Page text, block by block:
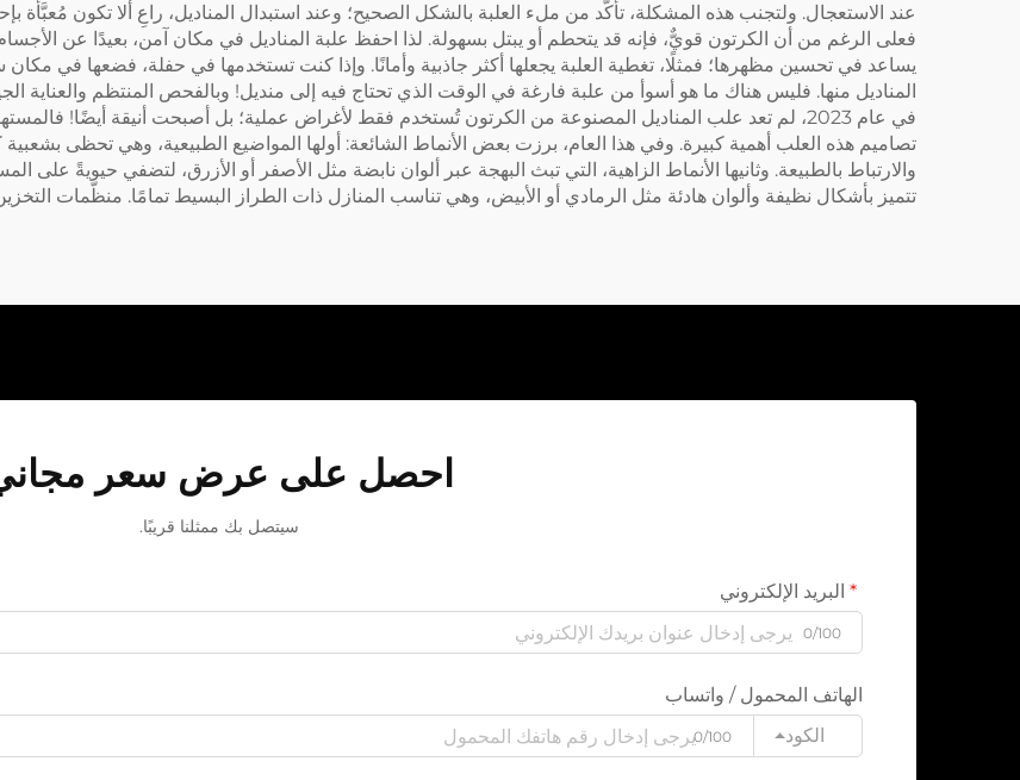
عند الاستعجال. ولتجنب هذه المشكلة، تأكَّد من ملء العلبة بالشكل الصحيح؛ وعند استبدال المناديل، راعِ ألا تكون
فعلى الرغم من أن الكرتون قويٌّ، فإنه قد يتحطم أو يبتل بسهولة. لذا احفظ علبة المناديل في مكان آمن، بعيدًا عن
يساعد في تحسين مظهرها؛ فمثلًا، تغطية العلبة يجعلها أكثر جاذبية وأمانًا. وإذا كنت تستخدمها في حفلة، فضعها في مكان
المناديل منها. فليس هناك ما هو أسوأ من علبة فارغة في الوقت الذي تحتاج فيه إلى منديل! وبالفحص المنتظم والعناية
في عام 2023، لم تعد علب المناديل المصنوعة من الكرتون تُستخدم فقط لأغراض عملية؛ بل أصبحت أنيقة أيضًا!
تصاميم هذه العلب أهمية كبيرة. وفي هذا العام، برزت بعض الأنماط الشائعة: أولها المواضيع الطبيعية، وهي تحظى بشعبية
والارتباط بالطبيعة. وثانيها الأنماط الزاهية، التي تبث البهجة عبر ألوان نابضة مثل الأصفر أو الأزرق، لتضفي حيويةً على
تتميز بأشكال نظيفة وألوان هادئة مثل الرمادي أو الأبيض، وهي تناسب المنازل ذات الطراز البسيط تمامًا. منظّمات
احصل على عرض سعر
سيتصل بك ممثلنا قريبًا.
البريد الإلكتروني
0/100
الهاتف المحمول / واتساب
الكود
0/100